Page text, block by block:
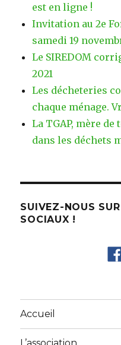
est en ligne !
Invitation au 2e
samedi 19
Le SIREDOM
2021
Les décheteries
chaque ménage.
La TGAP, mère
dans les déchets
SUIVEZ-NOUS
SOCIAUX !
Accueil